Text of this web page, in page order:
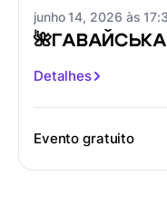
junho 14, 2026 às
🌺ГАВАЙСЬКА
Detalhes
Evento gratuito